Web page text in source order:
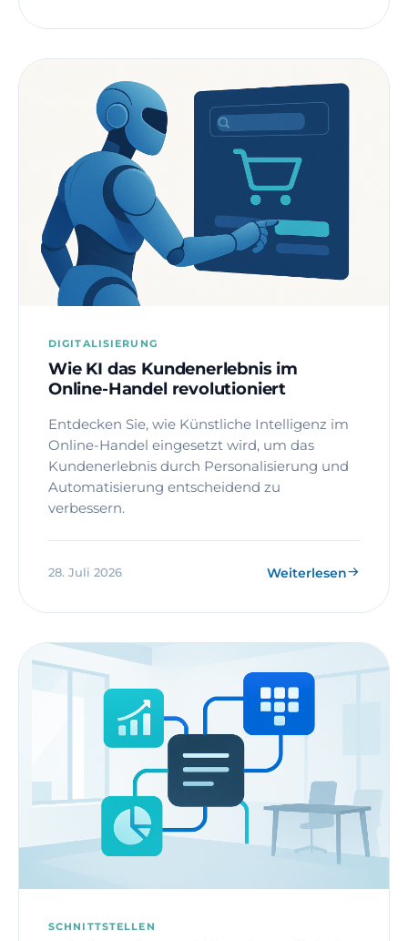
DIGITALISIERUNG
Wie KI das Kundenerlebnis im
Online-Handel revolutioniert
Entdecken Sie, wie Künstliche Intelligenz im
Online-Handel eingesetzt wird, um das
Kundenerlebnis durch Personalisierung und
Automatisierung entscheidend zu
verbessern.
28. Juli 2026 Weiterlesen
SCHNITTSTELLEN